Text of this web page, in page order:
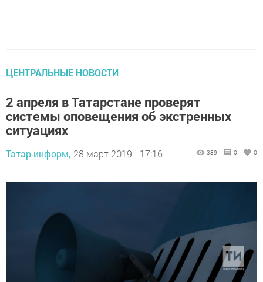
ЦЕНТРАЛЬНЫЕ НОВОСТИ
2 апреля в Татарстане проверят
системы оповещения об экстренных
ситуациях
Татар-информ, 28 март 2019 - 17:16 389 0 0